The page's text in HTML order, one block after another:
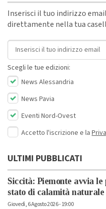
Inserisci il tuo indirizzo
direttamente nella tua
Indirizzo email
Scegli le tue edizioni:
News Alessandria
News Pavia
Eventi Nord-Ovest
Accetto l'iscrizione e la
ULTIMI PUBBLICATI
Siccità: Piemonte avvia
stato di calamità naturale
Giovedì, 6 Agosto 2026 - 19:00